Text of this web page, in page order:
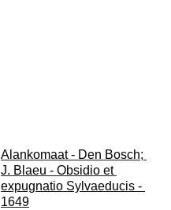
Alankomaat - Den Bosch;
J. Blaeu - Obsidio et
expugnatio Sylvaeducis -
1649